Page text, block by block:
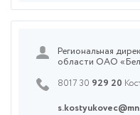
Региональная
области ОАО
8017 30 929 20